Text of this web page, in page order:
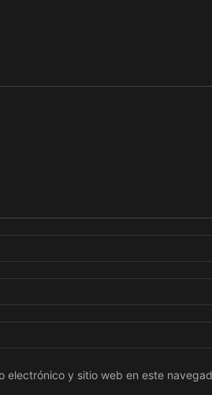
electrónico y sitio web en este